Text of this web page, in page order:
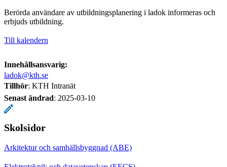
Berörda användare av utbildningsplanering i ladok informeras och
erbjuds utbildning.
Till kalendern
Innehållsansvarig:
ladok@kth.se
Tillhör: KTH Intranät
Senast ändrad: 2025-03-10
Skolsidor
Arkitektur och samhällsbyggnad (ABE)